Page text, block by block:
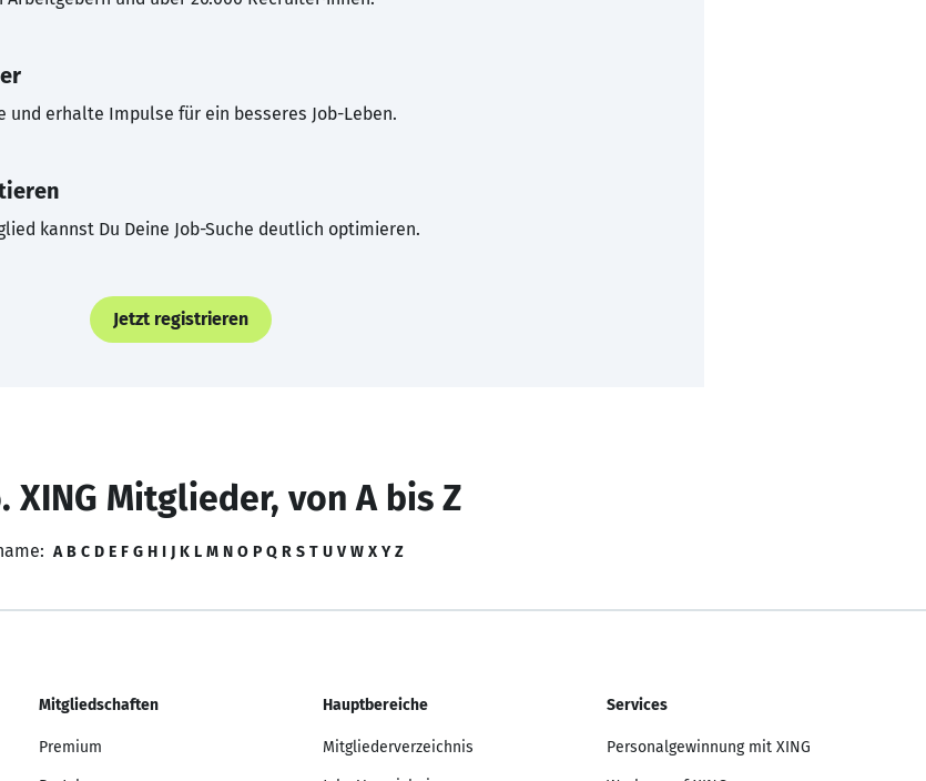
und erhalte Impulse für ein besseres Job-Leben.
kannst Du Deine Job-Suche deutlich optimieren.
Jetzt registrieren
XING Mitglieder, von A bis Z
A B C D E F G H I J K L M N O P Q R S T U V W X Y Z
Mitgliedschaften
Premium
Hauptbereiche
Mitgliederverzeichnis
Services
Personalgewinnung mit XING